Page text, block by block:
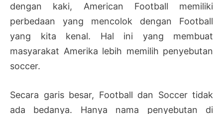
dengan kaki, American Football memiliki
perbedaan yang mencolok dengan Football
yang kita kenal. Hal ini yang membuat
masyarakat Amerika lebih memilih penyebutan
soccer.
Secara garis besar, Football dan Soccer tidak
ada bedanya. Hanya nama penyebutan di